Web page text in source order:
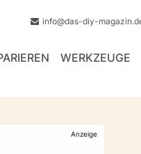
info@das-diy-
WERKZEUGE